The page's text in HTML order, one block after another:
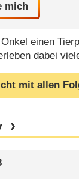
mich
einen
dabei
mit allen